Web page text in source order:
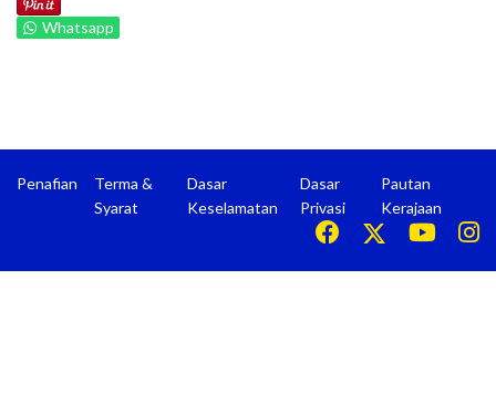
Whatsapp
Penafian
Terma &
Syarat
Dasar
Keselamatan
Dasar
Privasi
Pautan
Kerajaan